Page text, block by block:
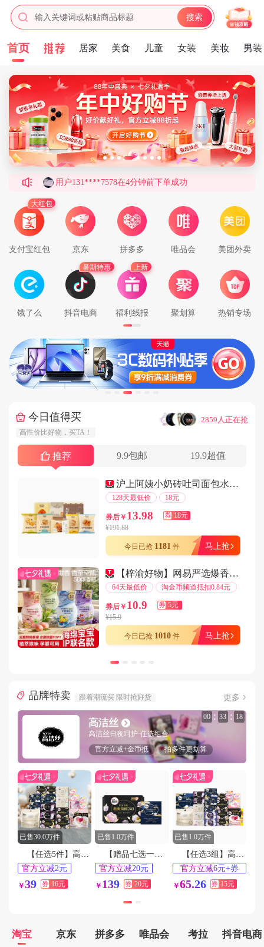
输入关键词或粘贴商品标题 搜索
首页 居家 美食 儿童 女装 美妆 男装
用户182****7610在3分钟前下单成功
用户159****3790在9分钟前下单成功
用户186****3603在9分钟前下单成功
用户181****2131在4分钟前下单成功
用户133****3607在4分钟前下单成功
用户131****7578在4分钟前下单成功
用户186****6748在3分钟前下单成功
用户184****4413在3分钟前下单成功
用户184****2882在9分钟前下单成功
用户188****7216在9分钟前下单成功
用户153****3991在3分钟前下单成功
用户139****7213在3分钟前下单成功
用户153****2824在5分钟前下单成功
用户181****5667在5分钟前下单成功
用户178****8290在6分钟前下单成功
用户185****4593在5分钟前下单成功
用户159****6452在2分钟前下单成功
用户138****7751在7分钟前下单成功
用户144****1368在7分钟前下单成功
用户177****7145在3分钟前下单成功
用户158****4028在8分钟前下单成功
用户185****3720在5分钟前下单成功
用户130****1159在2分钟前下单成功
用户189****5637在8分钟前下单成功
用户144****2572在9分钟前下单成功
用户185****3760在9分钟前下单成功
用户186****9395在7分钟前下单成功
用户183****1730在2分钟前下单成功
用户132****5195在1分钟前下单成功
用户178****6876在5分钟前下单成功
用户131****6511在9分钟前下单成功
用户184****3182在9分钟前下单成功
用户150****3535在6分钟前下单成功
用户151****2745在6分钟前下单成功
用户135****8322在6分钟前下单成功
用户131****3372在4分钟前下单成功
用户178****8368在8分钟前下单成功
用户185****6971在7分钟前下单成功
用户177****2365在1分钟前下单成功
用户156****7032在4分钟前下单成功
用户137****2822在2分钟前下单成功
用户152****5277在5分钟前下单成功
用户144****7638在5分钟前下单成功
用户184****2189在7分钟前下单成功
用户133****2003在4分钟前下单成功
支付宝红包
大红包
京东 拼多多 唯品会 美团外卖
饿了么 抖音电商
暑期特惠
福利线报
上新
聚划算 热销专场
今日值得买
高性价比好物，买TA！
··· 2859人正在抢
推荐 9.9包邮 19.9超值
沪上阿姨小奶砖吐司面包水牛奶鸡蛋糕早餐点心
128天最低价 18元
券后￥ 13.98 券 18元
¥191.88
今日已抢 1181 件 马上抢
【梓渝好物】网易严选爆香瓶衣物喷雾香氛！
64天最低价 淘金币频道抵扣0.84元
券后￥ 10.9 券 5元
¥15.9
今日已抢 1010 件 马上抢
品牌特卖 跟着潮流买 限时抢好货 更多
高洁丝
高洁丝日夜呵护·任选组合
官方立减+金币抵
拍多件更划算
00 : 33 : 16
已售30.0万件
【任选5件】高洁丝海岛棉臻选纯棉卫生巾
官方立减2元
淘金币频道抵扣
0.52元
￥39 券 16元
已售1.0万件
【赠品七选一】高洁丝阳光烘烘卫生巾
官方立减20元
35天最低价
￥ 139 券 20元
已售1.0万件
【任选3组】高洁丝全系列任选3组
官方立减6元+券
15
41天最低价
￥65.26 券 15元
淘宝 京东 拼多多 唯品会 考拉 抖音电商